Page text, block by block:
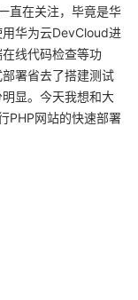
直在关注，毕竟是华
华为云DevCloud进
线代码检查等功
署省去了搭建测试
显。今天我想和大
PHP网站的快速部署